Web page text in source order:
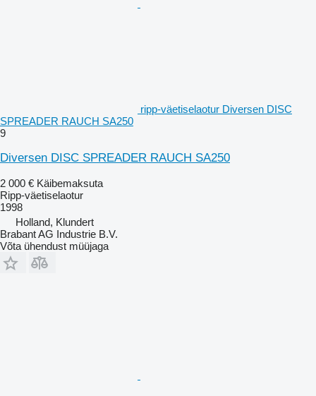
ripp-väetiselaotur Diversen DISC
SPREADER RAUCH SA250
9
Diversen DISC SPREADER RAUCH SA250
2 000 € Käibemaksuta
Ripp-väetiselaotur
1998
Holland, Klundert
Brabant AG Industrie B.V.
Võta ühendust müüjaga